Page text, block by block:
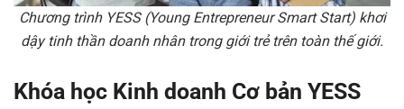
Chương trình YESS (Young Entrepreneur Smart Start) khơi
dậy tinh thần doanh nhân trong giới trẻ trên toàn thế giới.
Khóa học Kinh doanh Cơ bản YESS